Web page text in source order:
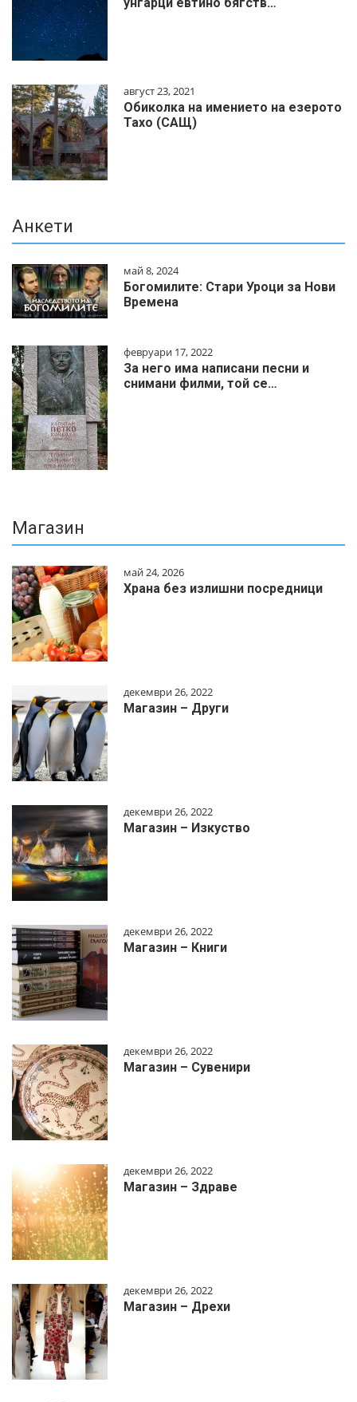
унгарци евтино бягств…
август 23, 2021
Обиколка на имението на езерото
Тахо (САЩ)
Анкети
май 8, 2024
Богомилите: Стари Уроци за Нови
Времена
февруари 17, 2022
За него има написани песни и
снимани филми, той се…
Магазин
май 24, 2026
Храна без излишни посредници
декември 26, 2022
Магазин – Други
декември 26, 2022
Магазин – Изкуство
декември 26, 2022
Магазин – Книги
декември 26, 2022
Магазин – Сувенири
декември 26, 2022
Магазин – Здраве
декември 26, 2022
Магазин – Дрехи